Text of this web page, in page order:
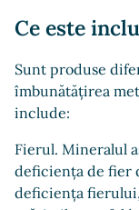
Ce este
Sunt produse
îmbunătățirea
include:
Fierul. Mineralul
deficiența de fier
deficiența